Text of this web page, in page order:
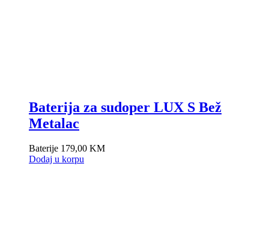
Baterija za sudoper LUX S Bež
Metalac
Baterije 179,00 KM
Dodaj u korpu